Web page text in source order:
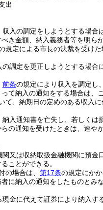
出
収入の調定をしようとする場合
き金額、納入義務者等を明ら
規定による市長の決裁を受け
調定を更正しようとする場合
前条の規定により収入を調定し
て納入の通知をする場合は、
て、納期日の定めのある収入
入通知書を亡失し、若しくは
の通知を受けたときは、速や
関又は収納取扱金融機関に預金
ことができる。
の場合は、 第17条の規定にか
に納入の通知をしたものとみな
金に代えて証券により納入す